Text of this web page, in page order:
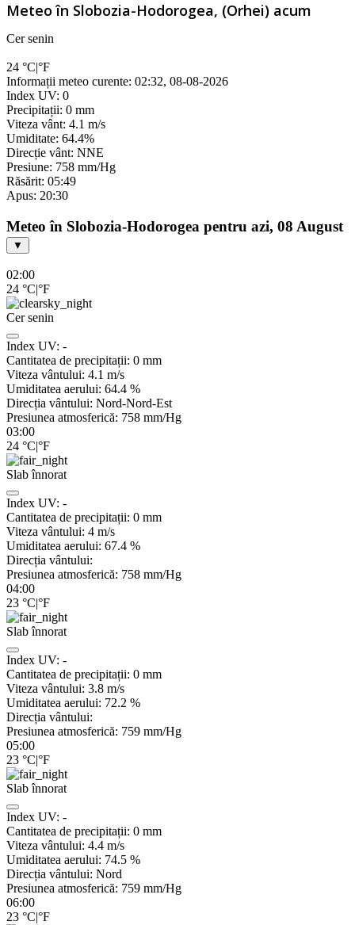
Meteo în Slobozia-Hodorogea, (Orhei) acum
Cer senin
24 °C|°F
Informații meteo curente: 02:32, 08-08-2026
Index UV: 0
Precipitații: 0 mm
Viteza vânt: 4.1 m/s
Umiditate: 64.4%
Direcție vânt: NNE
Presiune: 758 mm/Hg
Răsărit: 05:49
Apus: 20:30
Meteo în Slobozia-Hodorogea pentru azi, 08 August
▼
02:00
24 °C|°F
Cer senin
Index UV: -
Cantitatea de precipitații: 0 mm
Viteza vântului: 4.1 m/s
Umiditatea aerului: 64.4 %
Direcția vântului: Nord-Nord-Est
Presiunea atmosferică: 758 mm/Hg
03:00
24 °C|°F
Slab înnorat
Index UV: -
Cantitatea de precipitații: 0 mm
Viteza vântului: 4 m/s
Umiditatea aerului: 67.4 %
Direcția vântului:
Presiunea atmosferică: 758 mm/Hg
04:00
23 °C|°F
Slab înnorat
Index UV: -
Cantitatea de precipitații: 0 mm
Viteza vântului: 3.8 m/s
Umiditatea aerului: 72.2 %
Direcția vântului:
Presiunea atmosferică: 759 mm/Hg
05:00
23 °C|°F
Slab înnorat
Index UV: -
Cantitatea de precipitații: 0 mm
Viteza vântului: 4.4 m/s
Umiditatea aerului: 74.5 %
Direcția vântului: Nord
Presiunea atmosferică: 759 mm/Hg
06:00
23 °C|°F